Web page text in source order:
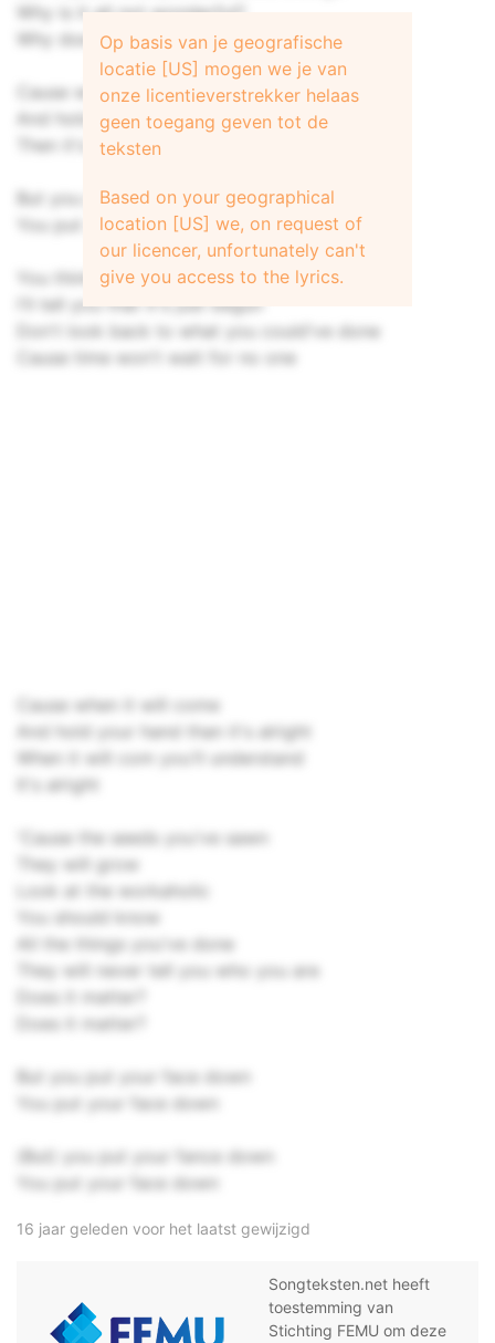
Why is it all not wonderful?
Why does it still feel so strange
Cause when it will come
And hold your hand
Then it's alright
But you put your face down
You put your face down
You think your life is over now
I'll tell you that it's just begun
Don't look back to what you could've done
Cause time won't wait for no one
Cause when it will come
And hold your hand than it's alright
When it will com you'll understand
It's alright
'Cause the seeds you've sawn
They will grow
Look at the workaholic
You should know
All the things you've done
They will never tell you who you are
Does it matter?
Does it matter?
But you put your face down
You put your face down
(But) you put your fance down
You put your face down
Op basis van je geografische
locatie [US] mogen we je van
onze licentieverstrekker helaas
geen toegang geven tot de
teksten
Based on your geographical
location [US] we, on request of
our licencer, unfortunately can't
give you access to the lyrics.
16 jaar geleden voor het laatst gewijzigd
Songteksten.net heeft
toestemming van
Stichting FEMU om deze